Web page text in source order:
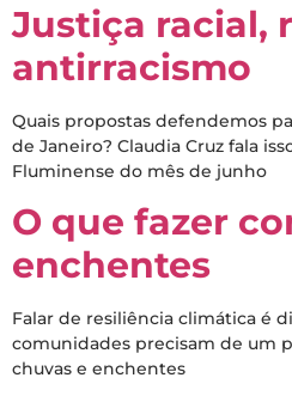
Justiça racial,
antirracismo
Quais propostas defendemos
de Janeiro? Claudia Cruz fala
Fluminense do mês de junho
O que fazer
enchentes
Falar de resiliência climática é
comunidades precisam de um
chuvas e enchentes